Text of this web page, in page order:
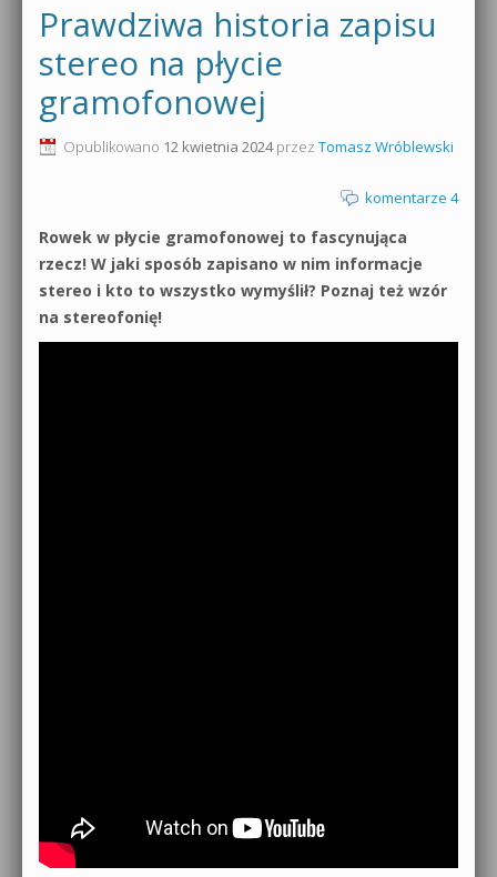
Prawdziwa historia zapisu
stereo na płycie
gramofonowej
Opublikowano 12 kwietnia 2024przez Tomasz Wróblewski
komentarze 4
Rowek w płycie gramofonowej to fascynująca
rzecz! W jaki sposób zapisano w nim informacje
stereo i kto to wszystko wymyślił? Poznaj też wzór
na stereofonię!